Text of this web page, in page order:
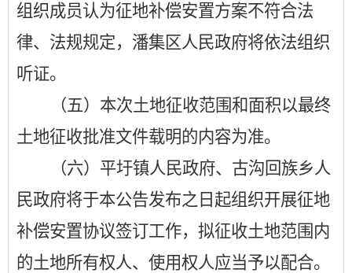
组织成员认为征地补偿安置方案不符合法
律、法规规定，潘集区人民政府将依法组织
听证。
（五）本次土地征收范围和面积以最终
土地征收批准文件载明的内容为准。
（六） 平圩镇人民政府、古沟回族乡人
民政府将于本公告发布之日起组织开展征地
补偿安置协议签订工作， 拟征收土地范围内
的土地所有权人、使用权人应当予以配合。